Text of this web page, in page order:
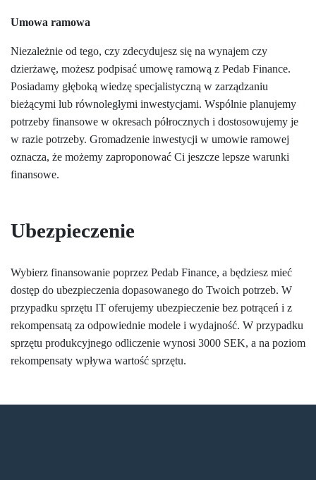
Umowa ramowa
Niezależnie od tego, czy zdecydujesz się na wynajem czy
dzierżawę, możesz podpisać umowę ramową z Pedab Finance.
Posiadamy głęboką wiedzę specjalistyczną w zarządzaniu
bieżącymi lub równoległymi inwestycjami. Wspólnie planujemy
potrzeby finansowe w okresach półrocznych i dostosowujemy je
w razie potrzeby. Gromadzenie inwestycji w umowie ramowej
oznacza, że możemy zaproponować Ci jeszcze lepsze warunki
finansowe.
Ubezpieczenie
Wybierz finansowanie poprzez Pedab Finance, a będziesz mieć
dostęp do ubezpieczenia dopasowanego do Twoich potrzeb. W
przypadku sprzętu IT oferujemy ubezpieczenie bez potrąceń i z
rekompensatą za odpowiednie modele i wydajność. W przypadku
sprzętu produkcyjnego odliczenie wynosi 3000 SEK, a na poziom
rekompensaty wpływa wartość sprzętu.